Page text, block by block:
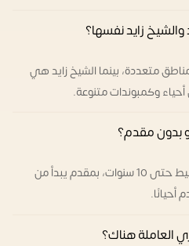
والشيخ زايد نفسها؟
متعددة، بينما الشيخ زايد هي
وكمبوندات متنوعة.
بدون مقدم؟
نعم، بعض المشروعات توفر تقسيط حتى 10 سنوات، بمقدم يبدأ من
العاملة هناك؟